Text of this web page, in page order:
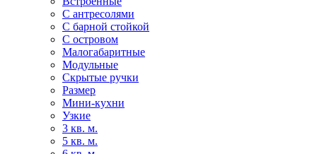
С антресолями
С барной стойкой
С островом
Малогабаритные
Модульные
Скрытые ручки
Размер
Мини-кухни
Узкие
3 кв. м.
5 кв. м.